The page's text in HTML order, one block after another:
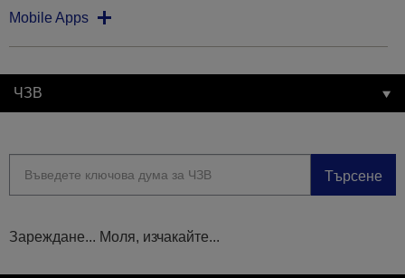
Mobile Apps
ЧЗВ
Търсене
Зареждане... Моля, изчакайте...